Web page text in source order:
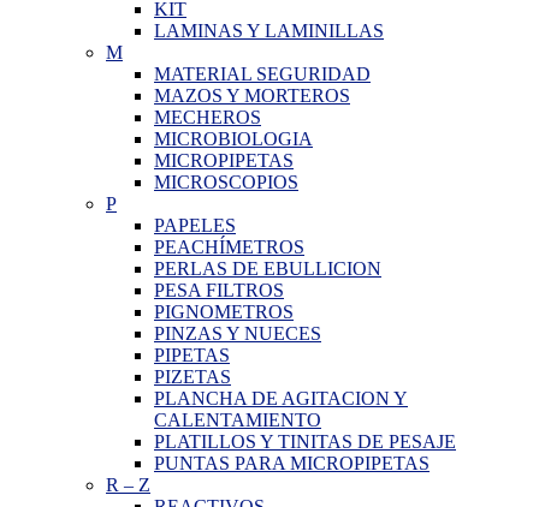
KIT
LAMINAS Y LAMINILLAS
M
MATERIAL SEGURIDAD
MAZOS Y MORTEROS
MECHEROS
MICROBIOLOGIA
MICROPIPETAS
MICROSCOPIOS
P
PAPELES
PEACHÍMETROS
PERLAS DE EBULLICION
PESA FILTROS
PIGNOMETROS
PINZAS Y NUECES
PIPETAS
PIZETAS
PLANCHA DE AGITACION Y
CALENTAMIENTO
PLATILLOS Y TINITAS DE PESAJE
PUNTAS PARA MICROPIPETAS
R – Z